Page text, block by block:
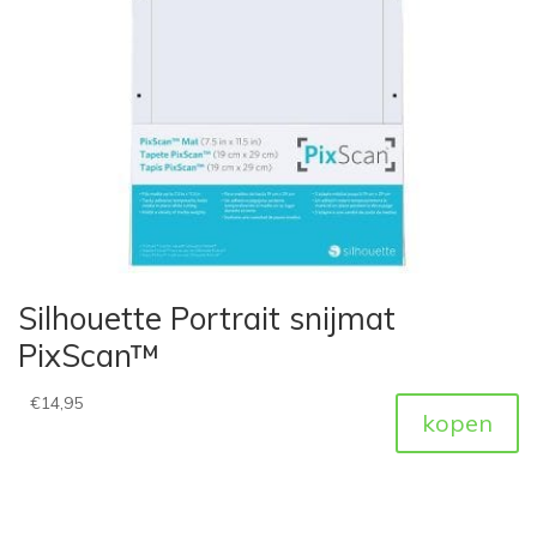
Silhouette Portrait snijmat
PixScan™
€14,95
kopen